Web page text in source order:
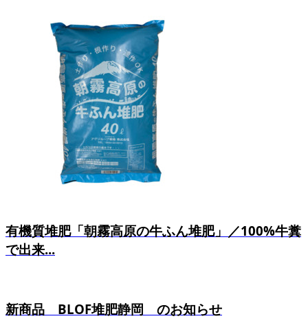
有機質堆肥「朝霧高原の牛ふん堆肥」／100%牛糞
で出来...
新商品 BLOF堆肥静岡 のお知らせ